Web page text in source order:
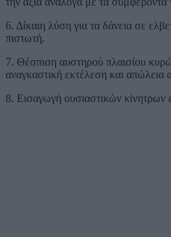
6. Δίκαιη λύση για τα δάνεια σε
πιστωτή.
7. Θέσπιση αυστηρού πλαισίου
αναγκαστική εκτέλεση και
8. Εισαγωγή ουσιαστικών κίνητρων